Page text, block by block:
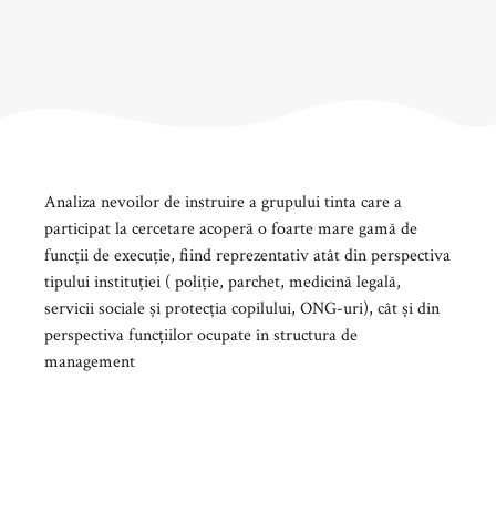
Analiza nevoilor de instruire a grupului tinta care a
participat la cercetare acoperă o foarte mare gamă de
funcții de execuție, fiind reprezentativ atât din perspectiva
tipului instituției ( poliție, parchet, medicină legală,
servicii sociale și protecția copilului, ONG-uri), cât și din
perspectiva funcțiilor ocupate în structura de
management